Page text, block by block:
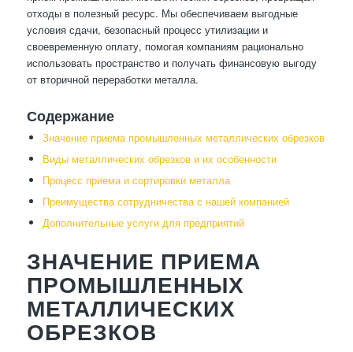
отходы в полезный ресурс. Мы обеспечиваем выгодные
условия сдачи, безопасный процесс утилизации и
своевременную оплату, помогая компаниям рационально
использовать пространство и получать финансовую выгоду
от вторичной переработки металла.
Содержание
Значение приема промышленных металлических обрезков
Виды металлических обрезков и их особенности
Процесс приема и сортировки металла
Преимущества сотрудничества с нашей компанией
Дополнительные услуги для предприятий
ЗНАЧЕНИЕ ПРИЕМА
ПРОМЫШЛЕННЫХ
МЕТАЛЛИЧЕСКИХ
ОБРЕЗКОВ